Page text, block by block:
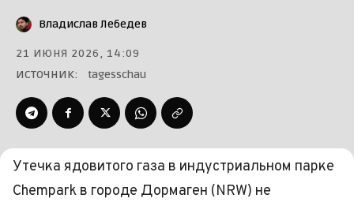
Владислав Лебедев
21 ИЮНЯ 2026, 14:09
ИСТОЧНИК:
tagesschau
Утечка ядовитого газа в индустриальном парке
Chempark в городе Дормаген (NRW) не